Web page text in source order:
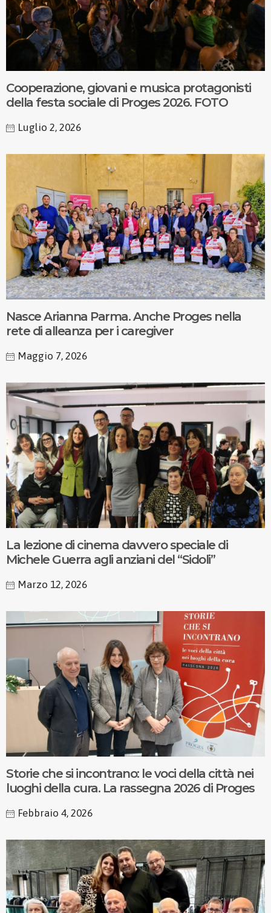
Cooperazione, giovani e musica protagonisti
della festa sociale di Proges 2026. FOTO
Luglio 2, 2026
Nasce Arianna Parma. Anche Proges nella
rete di alleanza per i caregiver
Maggio 7, 2026
La lezione di cinema davvero speciale di
Michele Guerra agli anziani del “Sidoli”
Marzo 12, 2026
Storie che si incontrano: le voci della città nei
luoghi della cura. La rassegna 2026 di Proges
Febbraio 4, 2026